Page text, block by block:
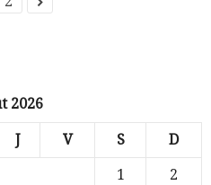
2026
J V S D
1
2